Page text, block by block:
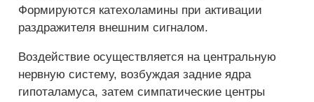
Формируются катехоламины при активации
раздражителя внешним сигналом.
Воздействие осуществляется на центральную
нервную систему, возбуждая задние ядра
гипоталамуса, затем симпатические центры